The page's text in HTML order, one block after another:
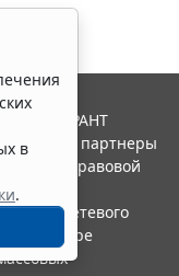
в
.
ГАРАНТ
и ее партнеры
правовой
сетевого
в сфере